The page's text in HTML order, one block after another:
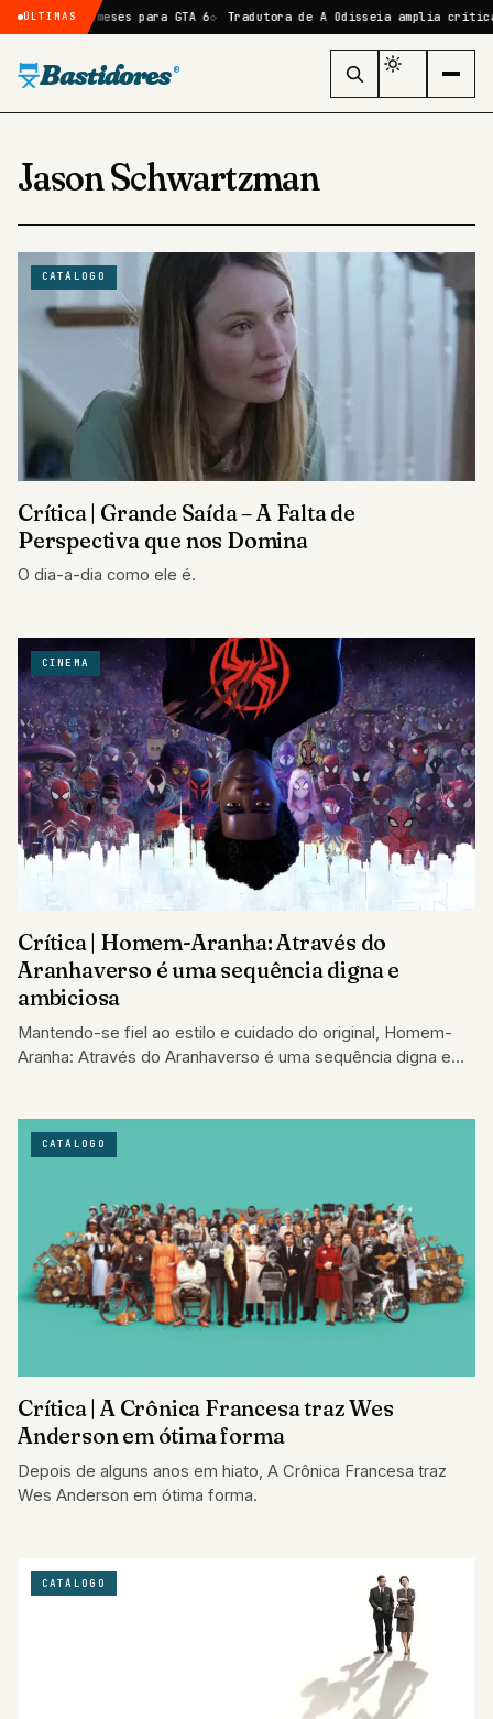
ÚLTIMAS
mais 6 meses para GTA 6 Tradutora de A Odisseia amplia crítica a
Bastidores ®
Jason Schwartzman
CATÁLOGO
Crítica | Grande Saída – A Falta de
Perspectiva que nos Domina
O dia-a-dia como ele é.
CINEMA
Crítica | Homem-Aranha: Através do
Aranhaverso é uma sequência digna e
ambiciosa
Mantendo-se fiel ao estilo e cuidado do original, Homem-
Aranha: Através do Aranhaverso é uma sequência digna e
CATÁLOGO
Crítica | A Crônica Francesa traz Wes
Anderson em ótima forma
Depois de alguns anos em hiato, A Crônica Francesa traz
Wes Anderson em ótima forma.
CATÁLOGO